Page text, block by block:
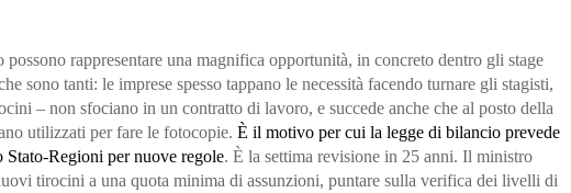
rappresentare una magnifica opportunità, in concreto dentro gli stage
sono tanti: le imprese spesso tappano le necessità facendo turnare gli stagisti,
– non sfociano in un contratto di lavoro, e succede anche che al posto della
utilizzati per fare le fotocopie. È il motivo per cui la legge di bilancio prevede
Regioni per nuove regole. È la settima revisione in 25 anni. Il ministro
tirocini a una quota minima di assunzioni, puntare sulla verifica dei livelli di